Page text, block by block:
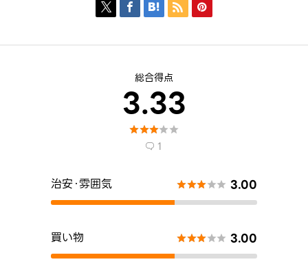
    
総合得点
3.33

 1
治安・雰囲気  3.00
買い物  3.00